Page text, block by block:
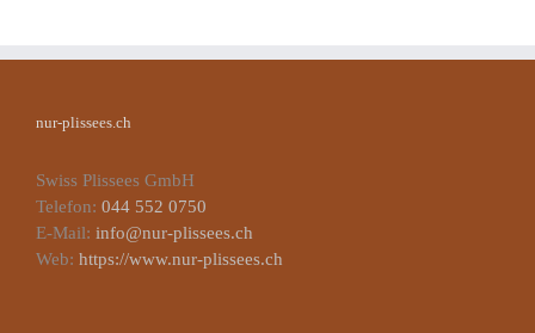
nur-plissees.ch
Swiss Plissees GmbH
Telefon: 044 552 0750
E-Mail: info@nur-plissees.ch
Web: https://www.nur-plissees.ch